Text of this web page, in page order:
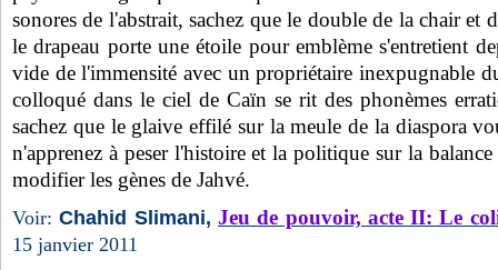
sonores de l'abstrait, sachez que le double de la chair et
le drapeau porte une étoile pour emblème s'entretient
vide de l'immensité avec un propriétaire inexpugnable
colloqué dans le ciel de Caïn se rit des phonèmes
sachez que le glaive effilé sur la meule de la diaspora
n'apprenez à peser l'histoire et la politique sur la
modifier les gènes de Jahvé.
Voir: Chahid Slimani, Jeu de pouvoir, acte II: Le
15 janvier 2011